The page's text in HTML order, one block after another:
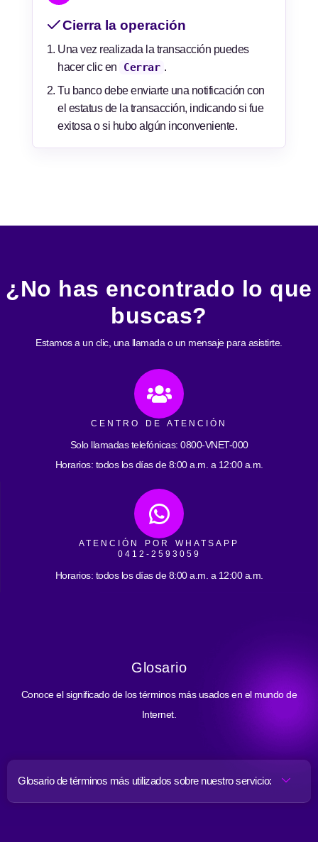
Cierra la operación
Una vez realizada la transacción puedes
hacer clic en
Cerrar .
Tu banco debe enviarte una notificación con
el estatus de la transacción, indicando si fue
exitosa o si hubo algún inconveniente.
¿No has encontrado lo que
buscas?
Estamos a un clic, una llamada o un mensaje para asistirte.
CENTRO DE ATENCIÓN
Solo llamadas telefónicas: 0800-VNET-000
Horarios: todos los días de 8:00 a.m. a 12:00 a.m.
ATENCIÓN POR WHATSAPP
0412-2593059
Horarios: todos los días de 8:00 a.m. a 12:00 a.m.
Glosario
Conoce el significado de los términos más usados en el mundo de
Internet.
Glosario de términos más utilizados sobre nuestro servicio: